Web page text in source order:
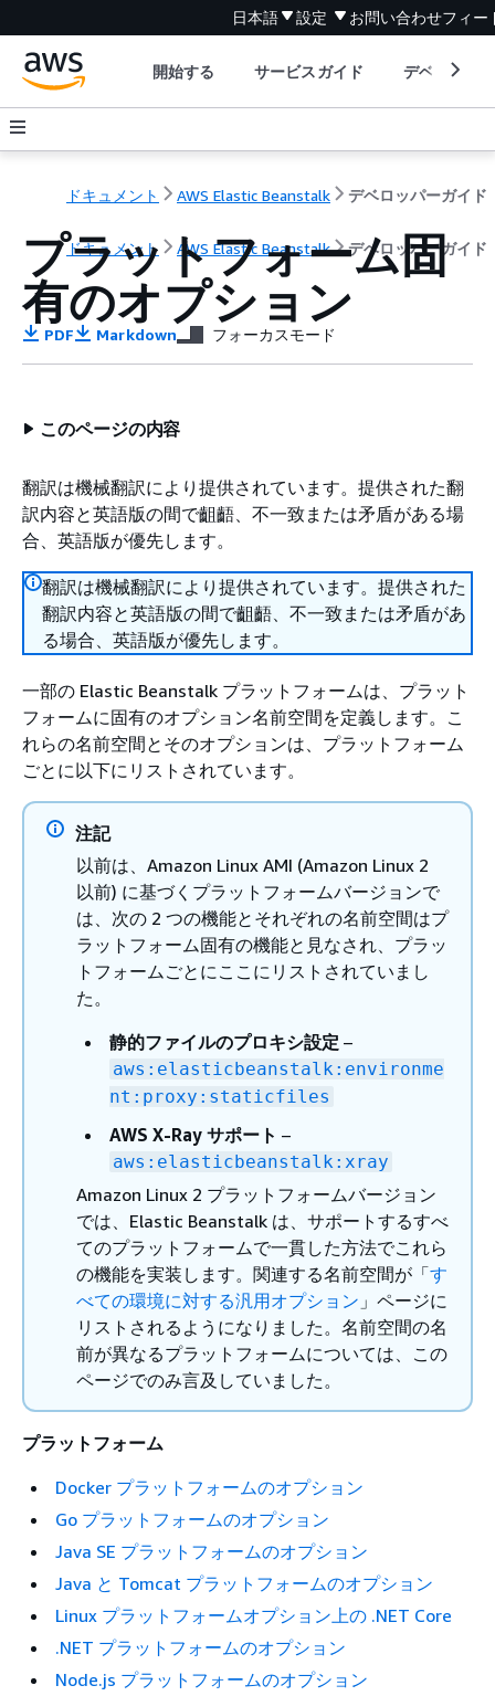
日本語 設定 お問い合わせフィー
開始する サービスガイド デベロッパ
ドキュメント AWS Elastic Beanstalk デベロッパーガイド
ドキュメント AWS Elastic Beanstalk デベロッパーガイド
プラットフォーム固
有のオプション
PDF Markdown フォーカスモード
このページの内容
翻訳は機械翻訳により提供されています。提供された翻
訳内容と英語版の間で齟齬、不一致または矛盾がある場
合、英語版が優先します。
翻訳は機械翻訳により提供されています。提供された
翻訳内容と英語版の間で齟齬、不一致または矛盾があ
る場合、英語版が優先します。
一部の Elastic Beanstalk プラットフォームは、プラット
フォームに固有のオプション名前空間を定義します。こ
れらの名前空間とそのオプションは、プラットフォーム
ごとに以下にリストされています。
注記
以前は、Amazon Linux AMI (Amazon Linux 2
以前) に基づくプラットフォームバージョンで
は、次の 2 つの機能とそれぞれの名前空間はプ
ラットフォーム固有の機能と見なされ、プラッ
トフォームごとにここにリストされていまし
た。
静的ファイルのプロキシ設定 –
aws:elasticbeanstalk:environme
nt:proxy:staticfiles
AWS X-Ray サポート –
aws:elasticbeanstalk:xray
Amazon Linux 2 プラットフォームバージョン
では、Elastic Beanstalk は、サポートするすべ
てのプラットフォームで一貫した方法でこれら
の機能を実装します。関連する名前空間が「す
べての環境に対する汎用オプション 」ページに
リストされるようになりました。名前空間の名
前が異なるプラットフォームについては、この
ページでのみ言及していました。
プラットフォーム
Docker プラットフォームのオプション
Go プラットフォームのオプション
Java SE プラットフォームのオプション
Java と Tomcat プラットフォームのオプション
Linux プラットフォームオプション上の .NET Core
.NET プラットフォームのオプション
Node.js プラットフォームのオプション